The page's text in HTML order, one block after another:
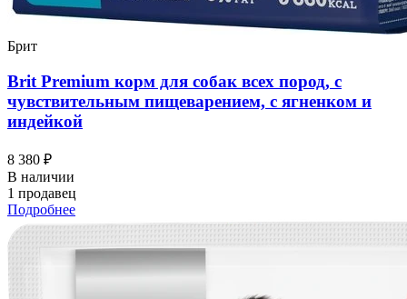
Брит
Brit Premium корм для собак всех пород, с
чувствительным пищеварением, с ягненком и
индейкой
8 380 ₽
В наличии
1 продавец
Подробнее